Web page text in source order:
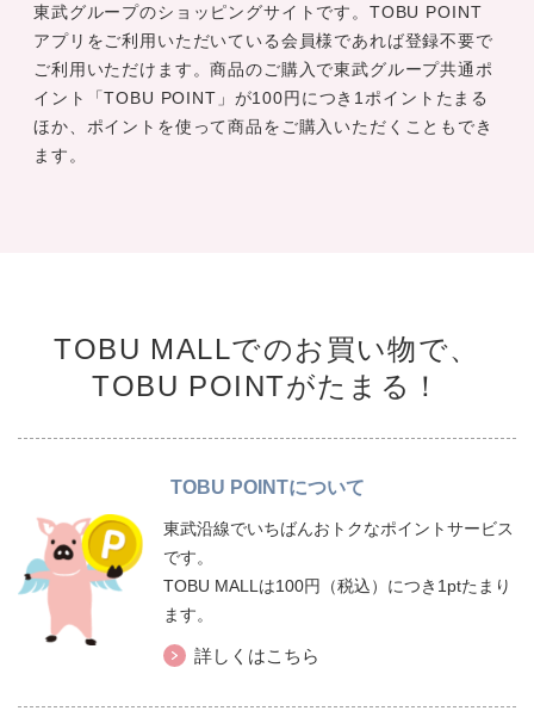
東武グループのショッピングサイトです。TOBU POINT
アプリをご利用いただいている会員様であれば登録不要で
ご利用いただけます。商品のご購入で東武グループ共通ポ
イント「TOBU POINT」が100円につき1ポイントたまる
ほか、ポイントを使って商品をご購入いただくこともでき
ます。
TOBU MALLでのお買い物で、
TOBU POINTがたまる！
TOBU POINTについて
東武沿線でいちばんおトクなポイントサービス
です。
TOBU MALLは100円（税込）につき1ptたまり
ます。
詳しくはこちら